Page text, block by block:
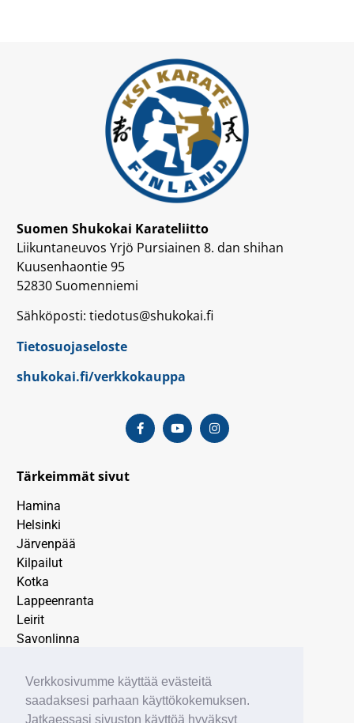
Verkkosivumme käyttää evästeitä
saadaksesi parhaan käyttökokemuksen.
Jatkaessasi sivuston käyttöä hyväksyt
Suomen Shukokai Karateliitto
Liikuntaneuvos Yrjö Pursiainen 8. dan shihan
Kuusenhaontie 95
52830 Suomenniemi
Sähköposti: tiedotus@shukokai.fi
Tietosuojaseloste
shukokai.fi/verkkokauppa
Tärkeimmät sivut
Hamina
Helsinki
Järvenpää
Kilpailut
Kotka
Lappeenranta
Leirit
Savonlinna
TIEDOTE
Tulokset
Uncategorized